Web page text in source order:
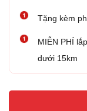
Tặng kèm
MIỄN PHÍ
dưới 15km